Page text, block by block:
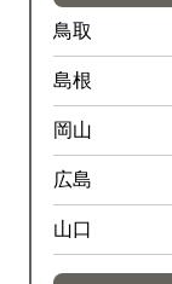
鳥取
島根
岡山
広島
山口